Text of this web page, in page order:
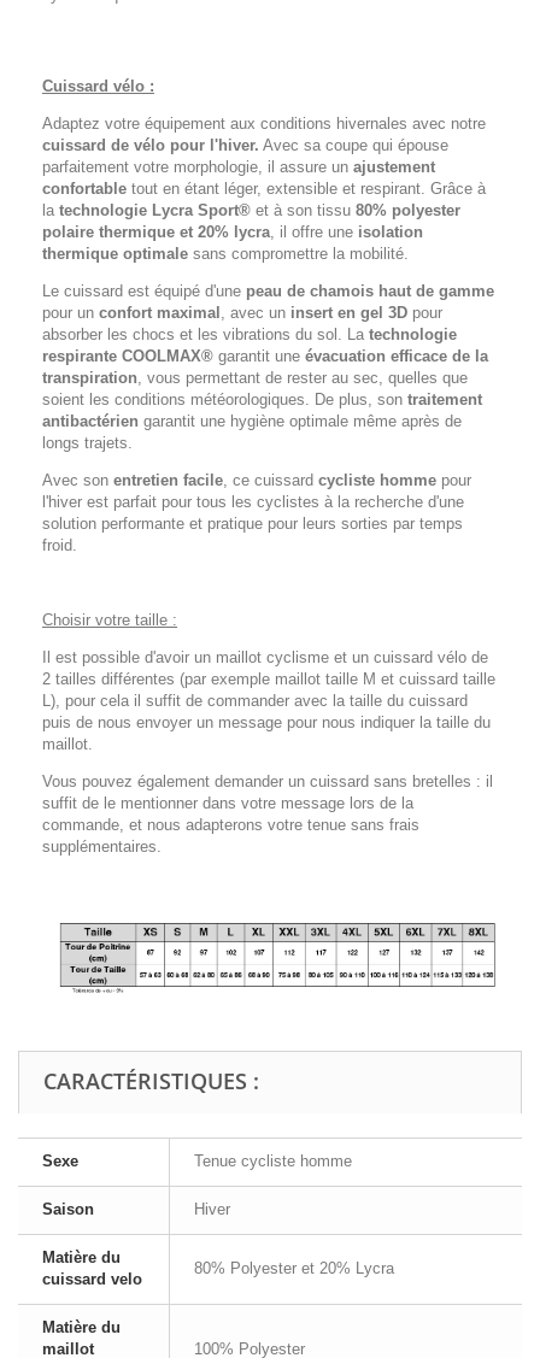
Cuissard vélo :
Adaptez votre équipement aux conditions hivernales avec notre
cuissard de vélo pour l'hiver. Avec sa coupe qui épouse
parfaitement votre morphologie, il assure un ajustement
confortable tout en étant léger, extensible et respirant. Grâce à
la technologie Lycra Sport® et à son tissu 80% polyester
polaire thermique et 20% lycra, il offre une isolation
thermique optimale sans compromettre la mobilité.
Le cuissard est équipé d'une peau de chamois haut de gamme
pour un confort maximal , avec un insert en gel 3D pour
absorber les chocs et les vibrations du sol. La technologie
respirante COOLMAX® garantit une évacuation efficace de la
transpiration, vous permettant de rester au sec, quelles que
soient les conditions météorologiques. De plus, son traitement
antibactérien garantit une hygiène optimale même après de
longs trajets.
Avec son entretien facile, ce cuissard cycliste homme pour
l'hiver est parfait pour tous les cyclistes à la recherche d'une
solution performante et pratique pour leurs sorties par temps
froid.
Choisir votre taille :
Il est possible d'avoir un maillot cyclisme et un cuissard vélo de
2 tailles différentes (par exemple maillot taille M et cuissard taille
L), pour cela il suffit de commander avec la taille du cuissard
puis de nous envoyer un message pour nous indiquer la taille du
maillot.
Vous pouvez également demander un cuissard sans bretelles : il
suffit de le mentionner dans votre message lors de la
commande, et nous adapterons votre tenue sans frais
supplémentaires.
CARACTÉRISTIQUES :
Sexe Tenue cycliste homme
Saison Hiver
Matière du
cuissard velo
80% Polyester et 20% Lycra
Matière du
maillot
100% Polyester